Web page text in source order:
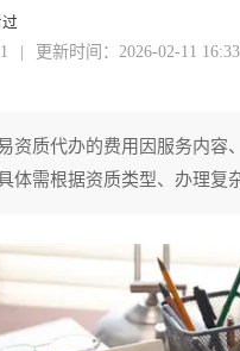
| 更新时间：2026-02-11
资质代办的费用因服务内
体需根据资质类型、办理复